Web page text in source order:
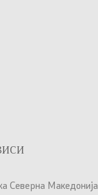
Северна Македонија